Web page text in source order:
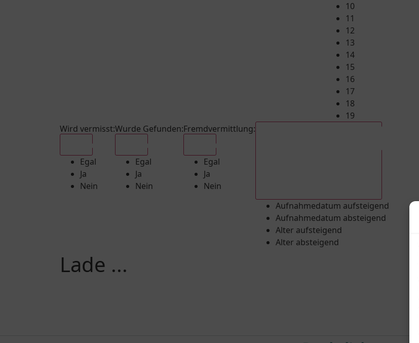
10
11
12
13
14
15
16
17
18
19
Wird vermisst:
Egal
Ja
Nein
Wurde Gefunden:
Egal
Ja
Nein
Fremdvermittlung:
Egal
Ja
Nein
Aufnahmedatum aufsteigend
Aufnahmedatum absteigend
Alter aufsteigend
Alter absteigend
Lade ...